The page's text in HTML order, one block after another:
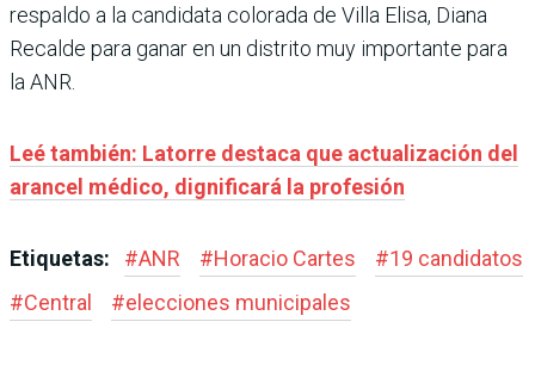
respaldo a la candidata colorada de Villa Elisa, Diana
Recalde para ganar en un distrito muy importante para
la ANR.
Leé también: Latorre destaca que actualización del
arancel médico, dignificará la profesión
Etiquetas: #ANR #Horacio Cartes #19 candidatos
#Central #elecciones municipales